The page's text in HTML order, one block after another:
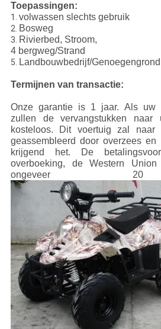
Toepassingen:
1. volwassen slechts gebruik
2. Bosweg
3. Rivierbed, Stroom,
4 bergweg/Strand
5. Landbouwbedrijf/Genoegengrond
Termijnen van transactie:
Onze garantie is 1 jaar. Als uw
zullen de vervangstukken naar
kosteloos. Dit voertuig zal naar
geassembleerd door overzees
krijgend het. De
overboeking, de Western
ongeveer